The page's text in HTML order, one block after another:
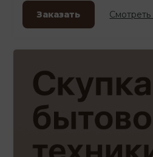
Заказать